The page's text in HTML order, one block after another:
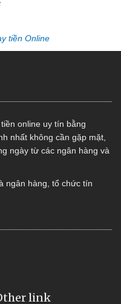
tiền Online
online uy tín bằng
nhất không cần gặp mặt,
ngày từ các ngân hàng và
ngân hàng, tổ chức tín
link